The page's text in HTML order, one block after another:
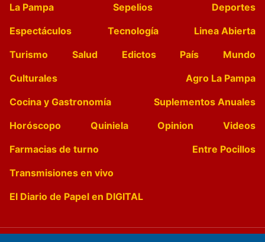
La Pampa Sepelios
Deportes
Espectáculos
Tecnología
Linea Abierta
Turismo
Salud Edictos País
Mundo
Culturales
Agro La Pampa
Cocina y Gastronomía
Suplementos Anuales
Horóscopo
Quiniela Opinion
Videos
Farmacias de turno
Entre Pocillos
Transmisiones en vivo
El Diario de Papel en DIGITAL